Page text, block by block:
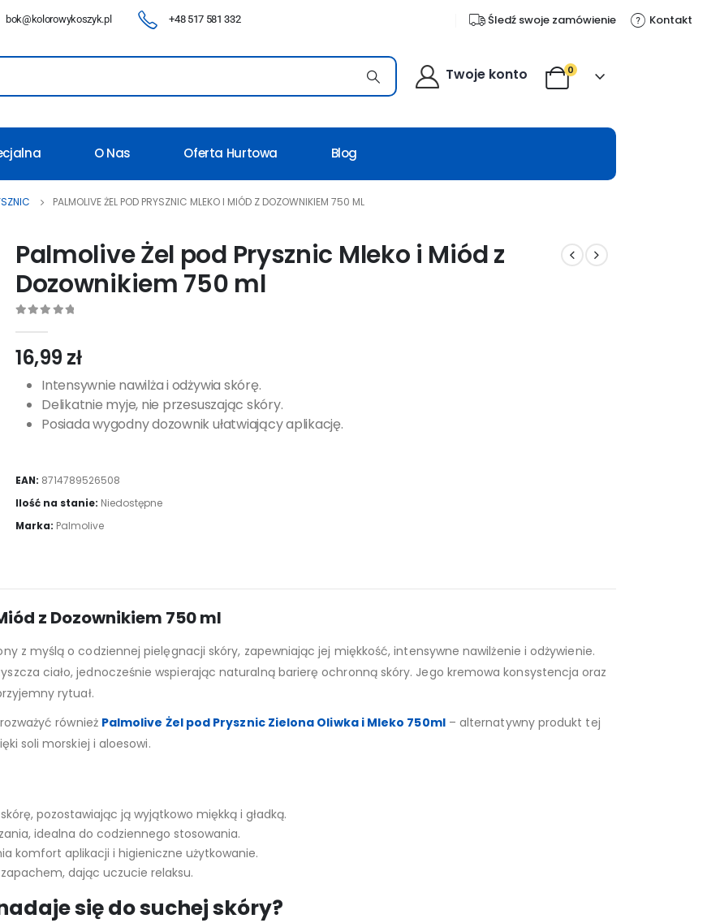
bok@kolorowykoszyk.pl +48 517 581 332 Śledź swoje zamówienie Kontakt
Twoje konto 0
O Nas Oferta Hurtowa Blog
PALMOLIVE ŻEL POD PRYSZNIC MLEKO I MIÓD Z DOZOWNIKIEM 750 ML
Palmolive Żel pod Prysznic Mleko i Miód z
Dozownikiem 750 ml
16,99 zł
Intensywnie nawilża i odżywia skórę.
Delikatnie myje, nie przesuszając skóry.
Posiada wygodny dozownik ułatwiający aplikację.
EAN: 8714789526508
Ilość na stanie: Niedostępne
Marka: Palmolive
z Dozownikiem 750 ml
z myślą o codziennej pielęgnacji skóry, zapewniając jej miękkość, intensywne nawilżenie i odżywienie.
ciało, jednocześnie wspierając naturalną barierę ochronną skóry. Jego kremowa konsystencja oraz
rytuał.
również Palmolive Żel pod Prysznic Zielona Oliwka i Mleko 750ml– alternatywny produkt tej
soli morskiej i aloesowi.
pozostawiając ją wyjątkowo miękką i gładką.
idealna do codziennego stosowania.
komfort aplikacji i higieniczne użytkowanie.
dając uczucie relaksu.
się do suchej skóry?